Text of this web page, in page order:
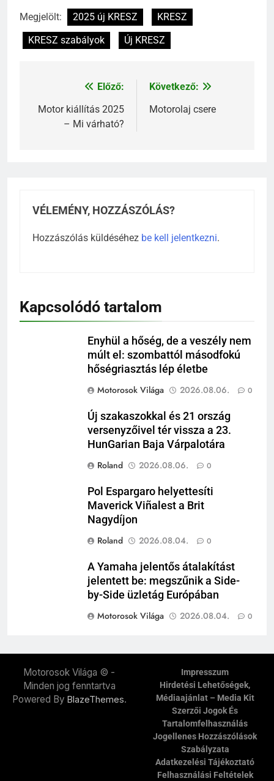
Megjelölt: 2025 új KRESZ
KRESZ
KRESZ szabályok
Új KRESZ
Bejegyzés
navigáció
Előző:
Motor kiállítás 2025
– Mi várható?
Következő:
Motorolaj csere
VÉLEMÉNY, HOZZÁSZÓLÁS?
Hozzászólás küldéséhez be kell jelentkezni.
Kapcsolódó tartalom
Enyhül a hőség, de a veszély nem
múlt el: szombattól másodfokú
hőségriasztás lép életbe
Motorosok Világa
2026.08.06. 0
Új szakaszokkal és 21 ország
versenyzőivel tér vissza a 23.
HunGarian Baja Várpalotára
Roland
2026.08.06. 0
Pol Espargaro helyettesíti
Maverick Viñalest a Brit
Nagydíjon
Roland
2026.08.04. 0
A Yamaha jelentős átalakítást
jelentett be: megszűnik a Side-
by-Side üzletág Európában
Motorosok Világa
2026.08.04. 0
Motorosok Világa © -
Minden jog fenntartva
Powered By BlazeThemes.
Impresszum
Hirdetési Lehetőségek,
Médiaajánlat – Media Kit
Szerzői Jogok És
Tartalomfelhasználás
Jogellenes Hozzászólások
Szabályzata
Adatkezelési Tájékoztató
Felhasználási Feltételek